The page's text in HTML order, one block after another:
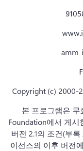
amm-
Copyright (c) 2000-
본 프로그램은 무
Foundation에서 게시
버전 2.1의 조건(부
이선스의 이후 버전